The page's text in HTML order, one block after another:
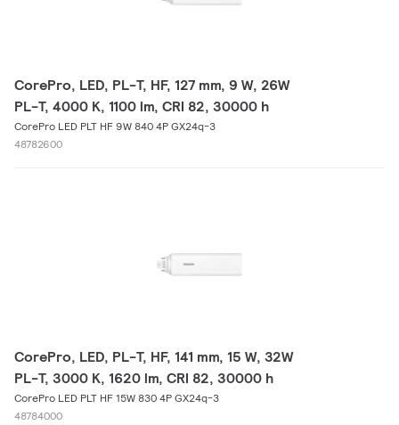
CorePro, LED, PL-T, HF, 127 mm, 9 W, 26W
PL-T, 4000 K, 1100 lm, CRI 82, 30000 h
CorePro LED PLT HF 9W 840 4P GX24q-3
48782600
CorePro, LED, PL-T, HF, 141 mm, 15 W, 32W
PL-T, 3000 K, 1620 lm, CRI 82, 30000 h
CorePro LED PLT HF 15W 830 4P GX24q-3
48784000